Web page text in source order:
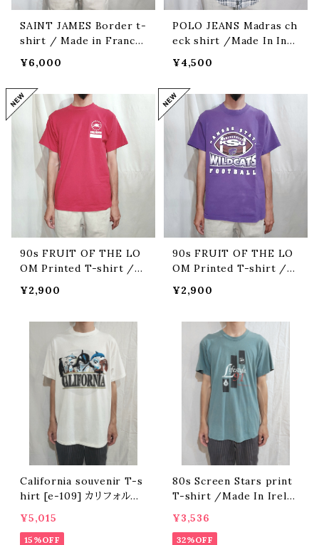
SAINT JAMES Border t-
shirt / Made in France
ジェームス ボーダーTシャツ
¥6,000
POLO JEANS Madras ch
eck shirt /Made In Indi
¥4,500
90s FRUIT OF THE LO
OM Printed T-shirt /M
ーツオブザルームプリントT
¥2,900
90s FRUIT OF THE LO
OM Printed T-shirt /M
ーツオブザルームプリントT
¥2,900
California souvenir T-s
hirt [e-109] カリフォルニ
¥5,015
15%OFF
80s Screen Stars print
T-shirt /Made In Irelan
ンスターズプリントTシャツ
¥3,536
32%OFF